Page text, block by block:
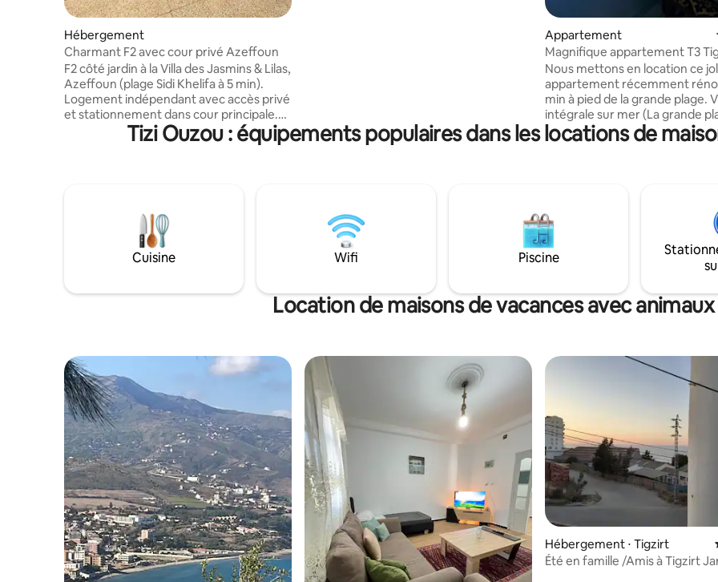
Hébergement
Charmant F2 avec cour privé Azeffoun
F2 côté jardin à la Villa des Jasmins & Lilas,
Azeffoun (plage Sidi Khelifa à 5 min).
Logement indépendant avec accès privé
et stationnement dans cour principale.
Grande cour privative avec table en
marbre et barbecue. Cuisine équipée
italienne + WC séparé. Climatisation,
chauffage, matelas confortable . Calme,
sans vis-à-vis. Et Proches des
commerces .
bienvenue est offert
Appartement
Magnifique appartement T3
Grande plage
Nous mettons en location ce
appartement récemment rénové
min à pied de la grande plage.
intégrale sur mer (La grande
tigzirt) et sur l’îlot. Cet appartement
comprend 2 chambres ainsi
des commerces, restaurants,
romaines, plage et port…
Wifi,climatisation, eau
aurez également une place de
stationnement réservée.
Tizi Ouzou : équipements populaires dans les locations de
Cuisine Wifi Piscine
Location de maisons de vacances avec
Hébergement ⋅ Tigzirt
Été en famille /Amis à Tigzirt